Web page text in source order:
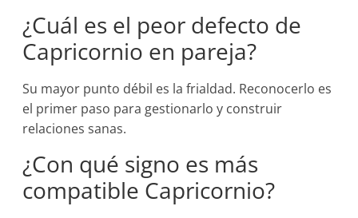
¿Cuál es el peor defecto de
Capricornio en pareja?
Su mayor punto débil es la frialdad. Reconocerlo es
el primer paso para gestionarlo y construir
relaciones sanas.
¿Con qué signo es más
compatible Capricornio?